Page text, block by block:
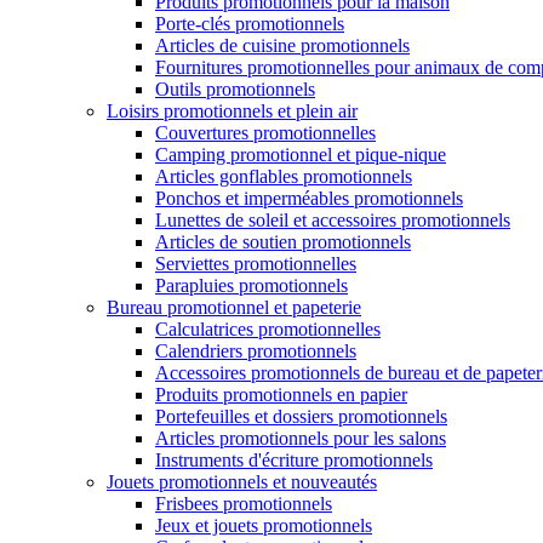
Porte-clés promotionnels
Articles de cuisine promotionnels
Fournitures promotionnelles pour animaux de
Outils promotionnels
Loisirs promotionnels et plein air
Couvertures promotionnelles
Camping promotionnel et pique-nique
Articles gonflables promotionnels
Ponchos et imperméables promotionnels
Lunettes de soleil et accessoires promotionnels
Articles de soutien promotionnels
Serviettes promotionnelles
Parapluies promotionnels
Bureau promotionnel et papeterie
Calculatrices promotionnelles
Calendriers promotionnels
Accessoires promotionnels de bureau et de
Produits promotionnels en papier
Portefeuilles et dossiers promotionnels
Articles promotionnels pour les salons
Instruments d'écriture promotionnels
Jouets promotionnels et nouveautés
Frisbees promotionnels
Jeux et jouets promotionnels